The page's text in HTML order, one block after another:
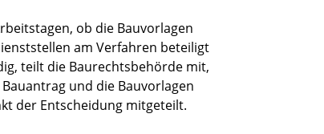
ob die Bauvorlagen
am Verfahren beteiligt
teilt die Baurechtsbehörde mit,
und die Bauvorlagen
der Entscheidung mitgeteilt.